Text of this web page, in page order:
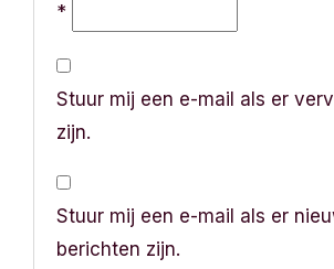
*
Stuur mij een e-mail als er
zijn.
Stuur mij een e-mail als er
berichten zijn.